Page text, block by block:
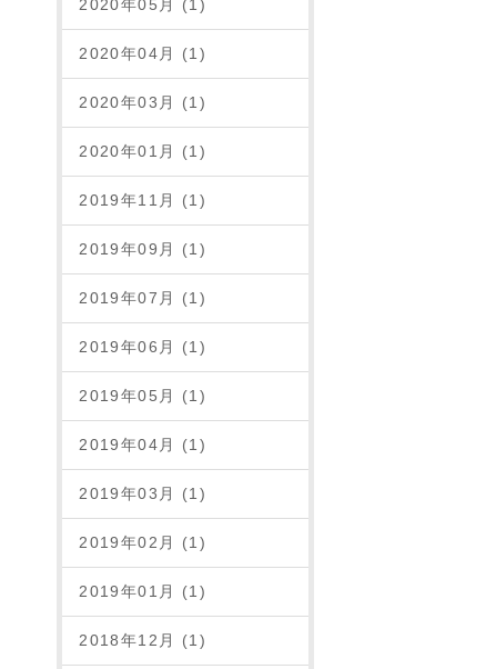
2020年05月 (1)
2020年04月 (1)
2020年03月 (1)
2020年01月 (1)
2019年11月 (1)
2019年09月 (1)
2019年07月 (1)
2019年06月 (1)
2019年05月 (1)
2019年04月 (1)
2019年03月 (1)
2019年02月 (1)
2019年01月 (1)
2018年12月 (1)